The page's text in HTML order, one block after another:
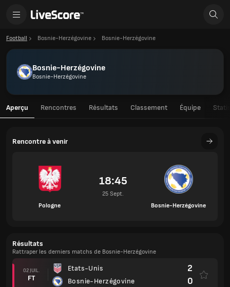
Football Bosnie-Herzégovine Bosnie-Herzégovine
Bosnie-Herzégovine
Bosnie-Herzégovine
Aperçu Rencontres Résultats Classement Équipe
Rencontre à venir
Pologne
18:45
25 Sept.
Bosnie-Herzégovine
Résultats
Rattraper les derniers matchs de Bosnie-Herzégovine
02 JUIL.
FT
Etats-Unis
Bosnie-Herzégovine
2
0